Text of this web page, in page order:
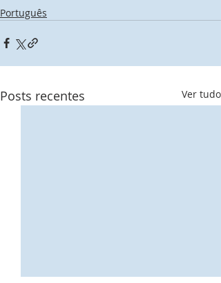
Português
Posts recentes Ver tudo